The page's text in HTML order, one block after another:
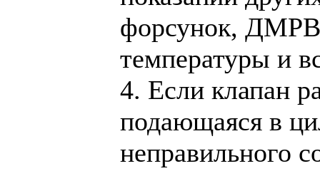
форсунок,
температуры и
4. Если клапан
подающаяся в
неправильного